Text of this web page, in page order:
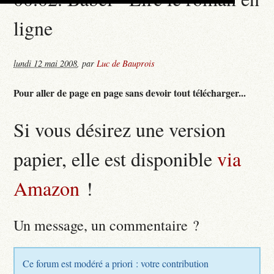
ligne
lundi 12 mai 2008,parLuc de Bauprois
Pour aller de page en page sans devoir tout télécharger...
Si vous désirez une version
papier, elle est disponiblevia
Amazon !
Un message, un commentaire ?
Ce forum est modéré a priori : votre contribution